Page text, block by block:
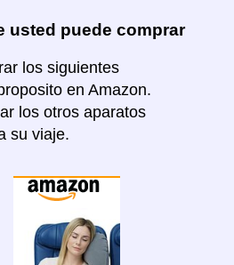
usted puede comprar
los siguientes
en Amazon.
los otros aparatos
su viaje.